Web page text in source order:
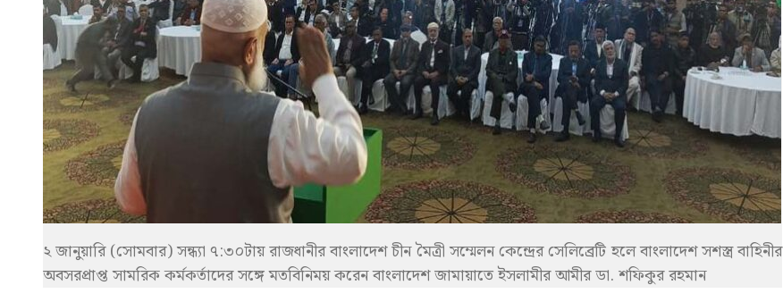
২ জানুয়ারি (সোমবার) সন্ধ্যা ৭:৩০টায় রাজধানীর বাংলাদেশ চীন মৈত্রী সম্মেলন কেন্দ্রের সেলিব্রেটি হলে বাংলাদেশ সশস্ত্র বাহিনীর
অবসরপ্রাপ্ত সামরিক কর্মকর্তাদের সঙ্গে মতবিনিময় করেন বাংলাদেশ জামায়াতে ইসলামীর আমীর ডা. শফিকুর রহমান